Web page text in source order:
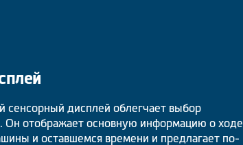
сенсорный дисплей облегчает выбор
Он отображает основную информацию о ходе
и оставшемся времени и предлагает по-